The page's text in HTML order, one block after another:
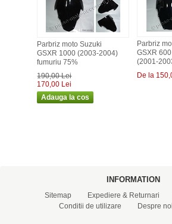
Parbriz moto Suzuki
GSXR 1000 (2003-2004)
fumuriu 75%
190,00 Lei
170,00 Lei
Parbriz
GSXR
(2001-
De la
INFORMATION
Sitemap Expediere & Returnari
Conditii de utilizare
Despre noi